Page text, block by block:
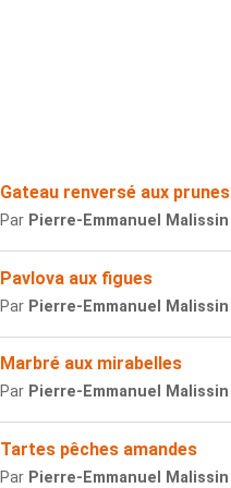
Gateau renversé aux prunes
Par Pierre-Emmanuel Malissin
Pavlova aux figues
Par Pierre-Emmanuel Malissin
Marbré aux mirabelles
Par Pierre-Emmanuel Malissin
Tartes pêches amandes
Par Pierre-Emmanuel Malissin